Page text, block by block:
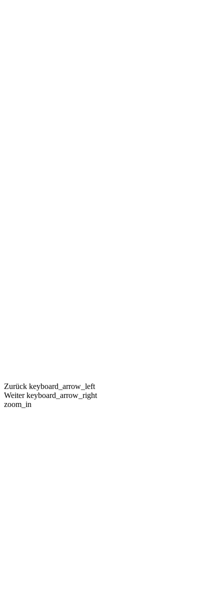
Zurück keyboard_arrow_left
Weiter keyboard_arrow_right
zoom_in